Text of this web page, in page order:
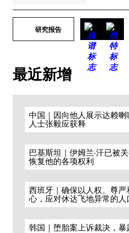
研究报告
最近新增
中国｜因向他人展示达赖
人士张毅应获释
巴基斯坦｜伊姆兰·汗已被
恢复他的各项权利
西班牙｜确保以人权、尊
心，应对休达飞地异常的人
韩国｜堕胎案上诉裁决，暴